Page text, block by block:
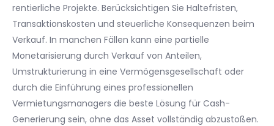
rentierliche Projekte. Berücksichtigen Sie Haltefristen,
Transaktionskosten und steuerliche Konsequenzen beim
Verkauf. In manchen Fällen kann eine partielle
Monetarisierung durch Verkauf von Anteilen,
Umstrukturierung in eine Vermögensgesellschaft oder
durch die Einführung eines professionellen
Vermietungsmanagers die beste Lösung für Cash-
Generierung sein, ohne das Asset vollständig abzustoßen.